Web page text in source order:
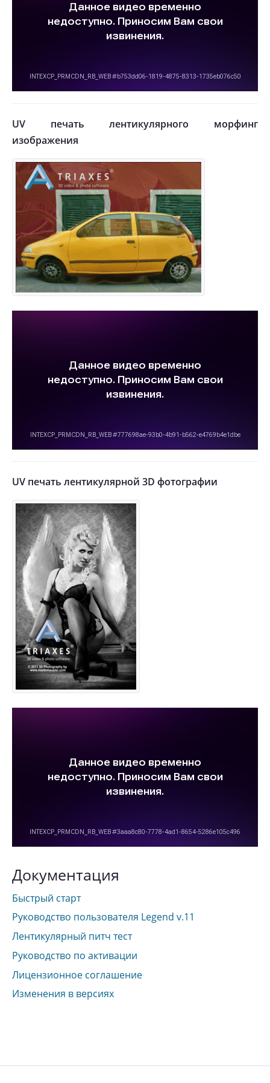
UV печать лентикулярного морфинг
изображения
UV печать лентикулярной 3D фотографии
Документация
Быстрый старт
Руководство пользователя Legend v.11
Лентикулярный питч тест
Руководство по активации
Лицензионное соглашение
Изменения в версиях